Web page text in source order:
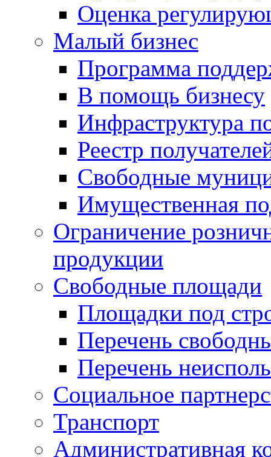
Оценка
Малый бизнес
Программа
В помощь бизнесу
Инфраструктура
Реестр
Свободные
Имущественная
Ограничение
продукции
Свободные площади
Площадки под
Перечень
Перечень
Социальное
Транспорт
Административная